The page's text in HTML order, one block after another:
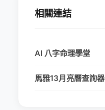
相關連結
AI 八字命理學堂
馬雅13月亮曆查詢器